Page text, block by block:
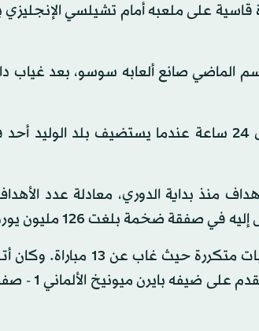
على ملعبه أمام تشيلسي الإنجليزي
الماضي صانع ألعابه سوسو، بعد غياب
في المقابل، يستطيع أتلتيكو مدريد احتلال الصدارة أقله على مدى 24 ساعة عندما
مهاجم أتلتيكو البرتغالي جواو فيليكس الذي سجل 8 أهداف منذ بداية الدوري،
ضخمة بلغت 126 مليون يورو.
وسجل فيليكس 9 أهداف في موسمه الأول الذي شهد تعرضه
في حجز مقعده في الدور ثُمن